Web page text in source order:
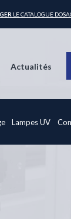
LE CATALOGUE
Actualités
Lampes UV